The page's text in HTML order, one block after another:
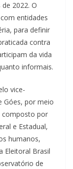
2022. O
entidades
para definir
contra
da vida
informais.
vice-
Góes, por meio
composto por
e Estadual,
humanos,
Eleitoral Brasil
de